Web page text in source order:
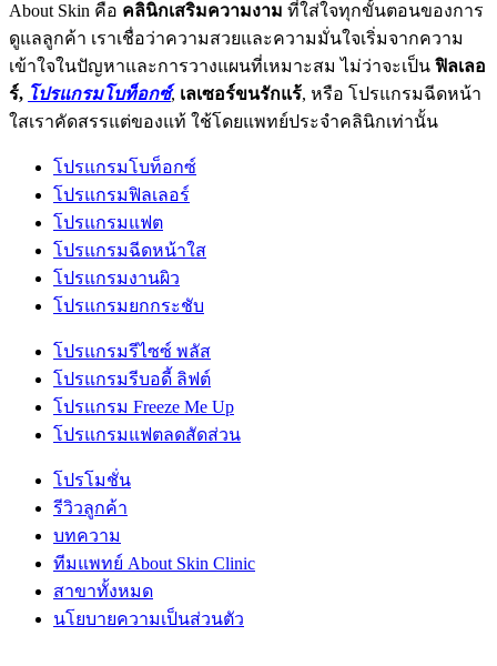
About Skin คือ คลินิกเสริมความงาม ที่ใส่ใจทุกขั้นตอนของการ
ดูแลลูกค้า เราเชื่อว่าความสวยและความมั่นใจเริ่มจากความ
เข้าใจในปัญหาและการวางแผนที่เหมาะสม ไม่ว่าจะเป็น ฟิลเลอ
ร์, โปรแกรมโบท็อกซ์, เลเซอร์ขนรักแร้, หรือ โปรแกรมฉีดหน้า
ใสเราคัดสรรแต่ของแท้ ใช้โดยแพทย์ประจำคลินิกเท่านั้น
โปรแกรมโบท็อกซ์
โปรแกรมฟิลเลอร์
โปรแกรมแฟต
โปรแกรมฉีดหน้าใส
โปรแกรมงานผิว
โปรแกรมยกกระชับ
โปรแกรมรีไซซ์ พลัส
โปรแกรมรีบอดี้ ลิฟต์
โปรแกรม Freeze Me Up
โปรแกรมแฟตลดสัดส่วน
โปรโมชั่น
รีวิวลูกค้า
บทความ
ทีมแพทย์ About Skin Clinic
สาขาทั้งหมด
นโยบายความเป็นส่วนตัว